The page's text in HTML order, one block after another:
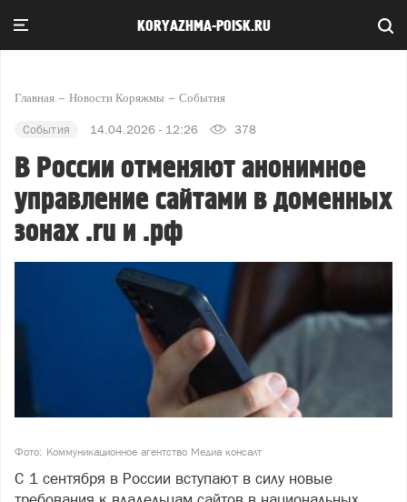
KORYAZHMA-POISK.RU
Главная Новости Коряжмы События
События 14.04.2026 - 12:26 378
В России отменяют анонимное
управление сайтами в доменных
зонах .ru и .рф
Фото: Коммуникационное агентство Медиа консалт
С 1 сентября в России вступают в силу новые